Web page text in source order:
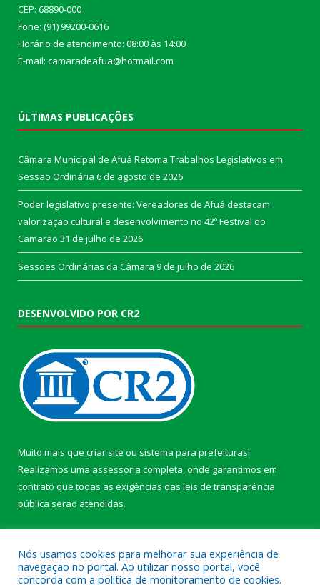
CEP: 68890-000
Fone: (91) 99200-0616
Horário de atendimento: 08:00 às 14:00
E-mail: camaradeafua@hotmail.com
ÚLTIMAS PUBLICAÇÕES
Câmara Municipal de Afuá Retoma Trabalhos Legislativos em
Sessão Ordinária 6 de agosto de 2026
Poder legislativo presente: Vereadores de Afuá destacam
valorização cultural e desenvolvimento no 42º Festival do
Camarão 31 de julho de 2026
Sessões Ordinárias da Câmara 9 de julho de 2026
DESENVOLVIDO POR CR2
Muito mais que criar site ou sistema para prefeituras!
Realizamos uma assessoria completa, onde garantimos em
contrato que todas as exigências das leis de transparência
pública serão atendidas.
Nós usamos cookies para melhorar sua experiência de
navegação no portal. Ao utilizar nosso portal, você
concorda com a política de monitoramento de cookies.